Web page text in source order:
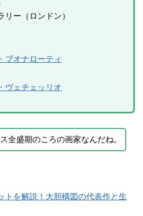
ー（ロンドン）
ブオナローティ
ヴェチェッリオ
全盛期のころの画家なんだね。
トを解説！大胆構図の代表作と生